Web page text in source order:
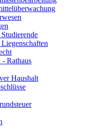
Rathaus
Haushalt